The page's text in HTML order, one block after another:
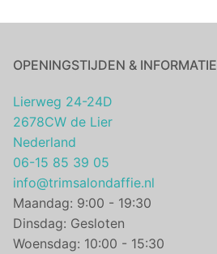
OPENINGSTIJDEN & INFORMATIE
Lierweg 24-24D
2678CW de Lier
Nederland
06-15 85 39 05
info@trimsalondaffie.nl
Maandag: 9:00 - 19:30
Dinsdag: Gesloten
Woensdag: 10:00 - 15:30